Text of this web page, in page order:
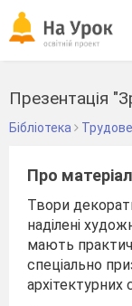
Презентація
Бібліотека
Про матеріал
Твори
наділені
мають
спеціально
архітектурних